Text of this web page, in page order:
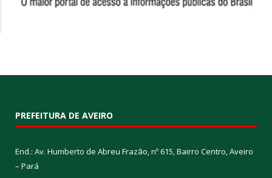
PREFEITURA DE AVEIRO
End.: Av. Humberto de Abreu Frazão, nº 615, Bairro Centro, Aveiro
– Pará